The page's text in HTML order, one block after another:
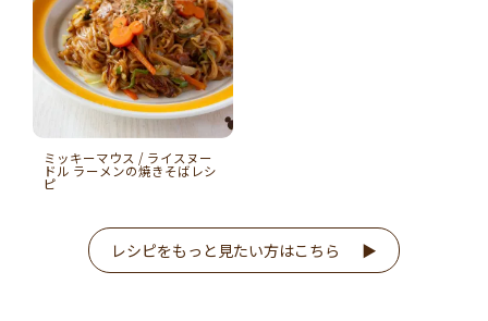
ミッキーマウス / ライスヌー
ドル ラーメンの焼きそばレシ
ピ
レシピをもっと見たい方はこちら